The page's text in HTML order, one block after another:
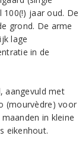
jaar oud. De
grond. De arme
lage
in de
aangevuld met
(mourvèdre) voor
in kleine
eikenhout.